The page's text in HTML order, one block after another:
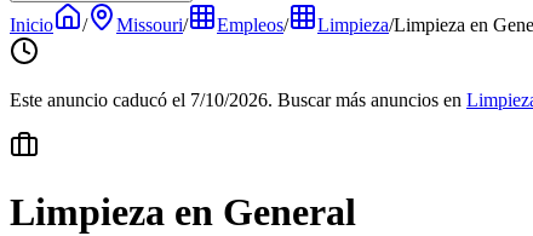
Inicio / Missouri/ Empleos/ Limpieza/Limpieza en
Este anuncio caducó el 7/10/2026. Buscar más anuncios en
Limpieza en General